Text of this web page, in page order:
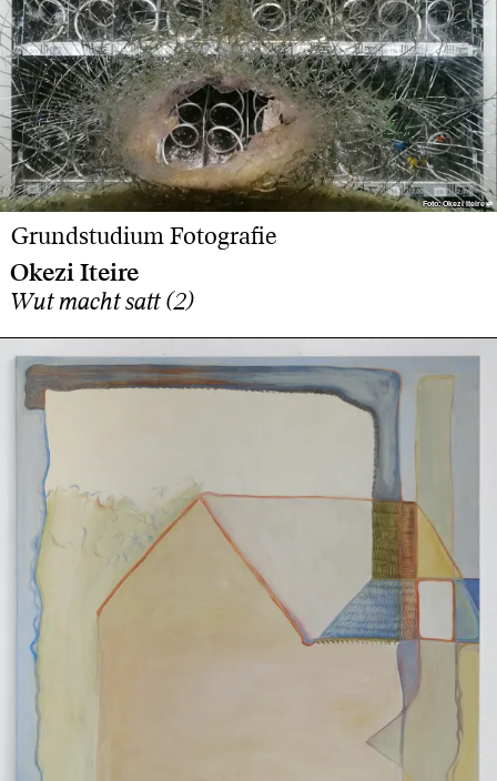
Foto: Okezi Iteire
Foto: Okezi Iteire
Grundstudium Fotografie
Okezi Iteire
Wut macht satt (2)